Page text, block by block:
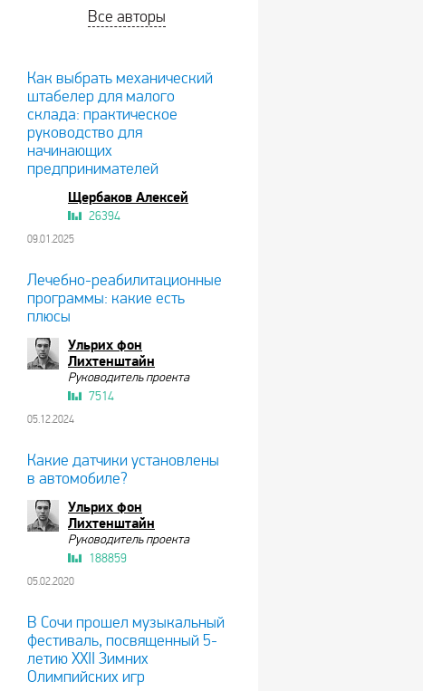
Все авторы
Как выбрать механический
штабелер для малого
склада: практическое
руководство для
начинающих
предпринимателей
Щербаков Алексей
26394
09.01.2025
Лечебно-реабилитационные
программы: какие есть
плюсы
Ульрих фон
Лихтенштайн
Руководитель проекта
7514
05.12.2024
Какие датчики установлены
в автомобиле?
Ульрих фон
Лихтенштайн
Руководитель проекта
188859
05.02.2020
В Сочи прошел музыкальный
фестиваль, посвященный 5-
летию XXII Зимних
Олимпийских игр